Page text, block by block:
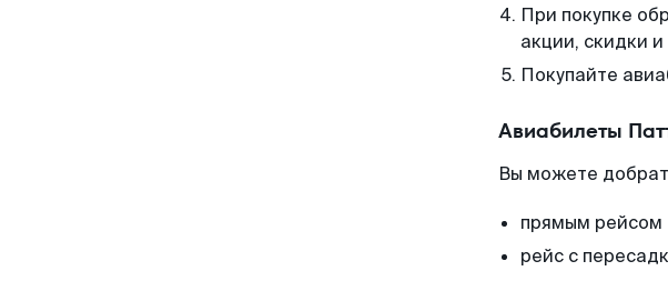
При покупке
акции, скидки
Покупайте
Авиабилеты
Вы можете
прямым рейсом
рейс с